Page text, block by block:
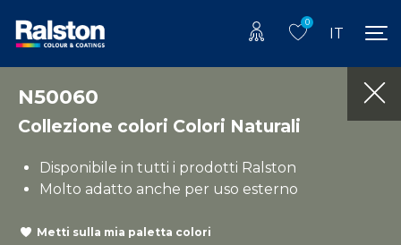
0
IT
N50060
Collezione colori Colori Naturali
Disponibile in tutti i prodotti Ralston
Molto adatto anche per uso esterno
Metti sulla mia paletta colori